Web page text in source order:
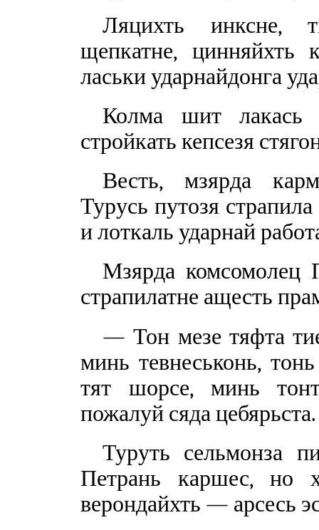
Ляцихть инксне,
щепкатне, цинняйхть
ласьки ударнайдонга
Колма шит лакась
стройкать кепсезя
Весть, мзярда
Турусь путозя
и лоткаль ударнай
Мзярда комсомолец
страпилатне ащесть
— Тон мезе тяфта
минь тевнеськонь,
тят шорсе, минь
пожалуй сяда цебярьста.
Туруть сельмонза
Петрань каршес, но
верондайхть — арсесь